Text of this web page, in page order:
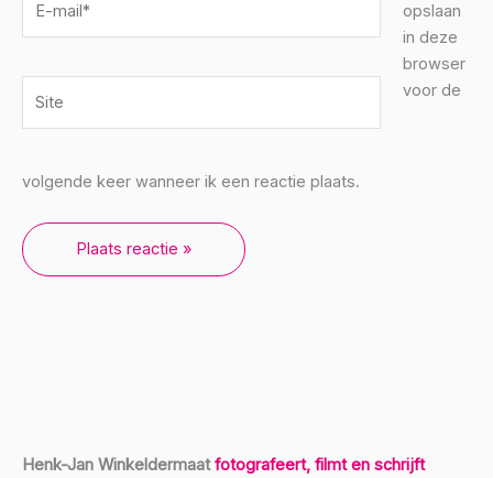
mail*
opslaan
in deze
browser
voor de
volgende keer wanneer ik een reactie plaats.
Henk-Jan Winkeldermaatfotografeert, filmt en schrijft